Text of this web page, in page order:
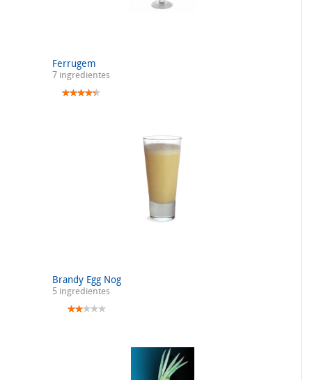
Ferrugem
7 ingredientes
Brandy Egg Nog
5 ingredientes